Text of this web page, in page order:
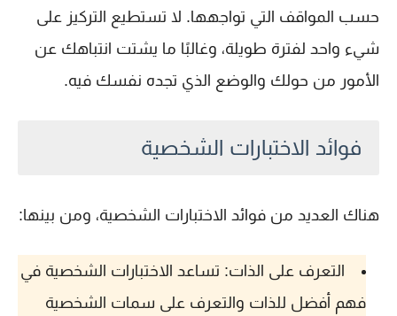
حسب المواقف التي تواجهها. لا تستطيع التركيز على
شيء واحد لفترة طويلة، وغالبًا ما يشتت انتباهك عن
الأمور من حولك والوضع الذي تجده نفسك فيه.
فوائد الاختبارات الشخصية
هناك العديد من فوائد الاختبارات الشخصية، ومن بينها:
التعرف على الذات: تساعد الاختبارات الشخصية في
فهم أفضل للذات والتعرف على سمات الشخصية